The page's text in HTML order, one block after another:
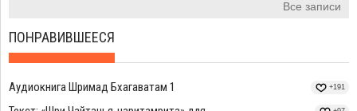
Все записи
ПОНРАВИВШЕЕСЯ
Аудиокнига Шримад Бхагаватам 1 +191